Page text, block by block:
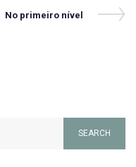
Next
No primeiro nível
SEARCH